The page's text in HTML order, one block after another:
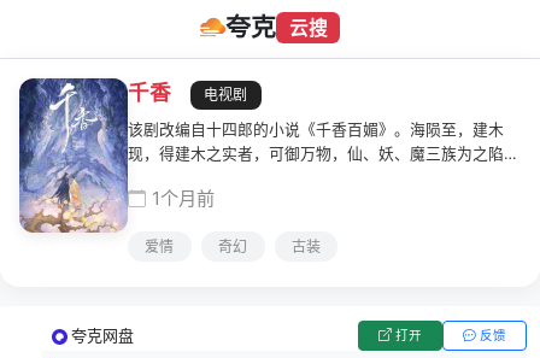
夸克 云搜
千香
电视剧
该剧改编自十四郎的小说《千香百媚》。海陨至，建木
现，得建木之实者，可御万物，仙、妖、魔三族为之陷入
青丘孤女小棒槌，因缘际会下两人一同进入雏凤书院修
下情动的念想。与雷修远也从好友到互相倾慕，最终进入
所未闻的资质，令有心之人追查她的身世和来历。雷修远
一路生死相随，在众人对异族秘辛的追逐里，走入雾一般
1个月前
爱情 奇幻 古装
夸克网盘 打开 反馈